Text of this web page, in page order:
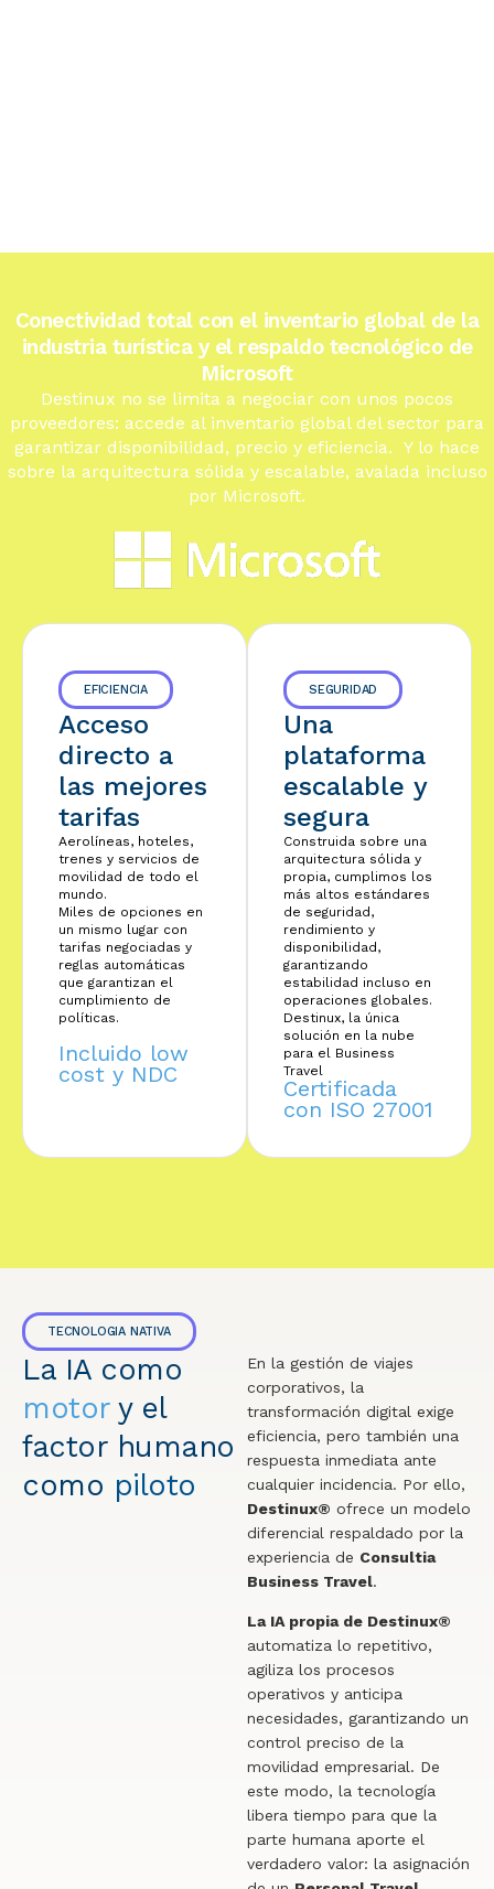
Conectividad total con el inventario global de la
industria turística y el respaldo tecnológico de
Microsoft
Destinux no se limita a negociar con unos pocos
proveedores: accede al inventario global del sector para
garantizar disponibilidad, precio y eficiencia. Y lo hace
sobre la arquitectura sólida y escalable, avalada incluso
por Microsoft.
EFICIENCIA
Acceso
directo a
las mejores
tarifas
Aerolíneas, hoteles,
trenes y servicios de
movilidad de todo el
mundo.
Miles de opciones en
un mismo lugar con
tarifas negociadas y
reglas automáticas
que garantizan el
cumplimiento de
políticas.
Incluido low
cost y NDC
SEGURIDAD
Una
plataforma
escalable y
segura​
Construida sobre una
arquitectura sólida y
propia, cumplimos los
más altos estándares
de seguridad,
rendimiento y
disponibilidad,
garantizando
estabilidad incluso en
operaciones globales.
Destinux, la única
solución en la nube
para el Business
Travel
Certificada
con ISO 27001
TECNOLOGIA NATIVA
La IA como
motor y el
factor humano
como piloto
En la gestión de viajes
corporativos, la
transformación digital exige
eficiencia, pero también una
respuesta inmediata ante
cualquier incidencia. Por ello,
Destinux® ofrece un modelo
diferencial respaldado por la
experiencia de Consultia
Business Travel.
La IA propia de Destinux®
automatiza lo repetitivo,
agiliza los procesos
operativos y anticipa
necesidades, garantizando un
control preciso de la
movilidad empresarial. De
este modo, la tecnología
libera tiempo para que la
parte humana aporte el
verdadero valor: la asignación